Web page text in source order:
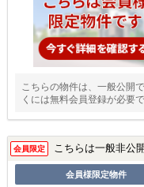
こちらの物件は、一般公開
くには無料会員登録が必要で
会員限定 こちらは一般非公
会員様限定物件